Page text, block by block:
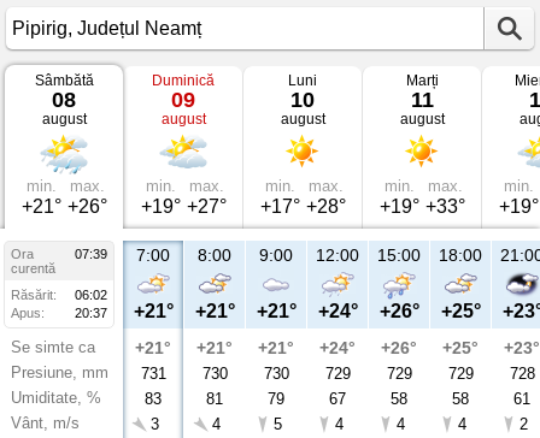
Vremea
Pipirig
Județul
Neamț
Sâmbătă
08
august
min.
+21°
max.
+26°
Duminică
09
august
min.
+19°
max.
+27°
Luni
10
august
min.
+17°
max.
+28°
Marți
11
august
min.
+19°
max.
+33°
min.
+19°
Ora
07:39
curentă
Răsărit:
06:02
Apus:
20:37
Se simte ca
Presiune, mm
Umiditate, %
Vânt, m/s
7:00
+21°
+21°
731
83
3
8:00
+21°
+21°
730
81
4
9:00
+21°
+21°
730
79
5
12:00
+24°
+24°
729
67
4
15:00
+26°
+26°
729
58
4
18:00
+25°
+25°
729
58
4
+23°
728
61
2